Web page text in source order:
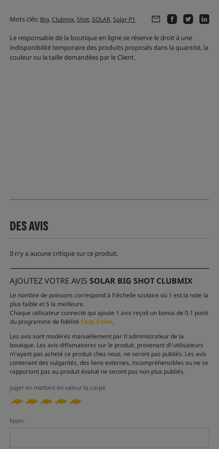
Mots clés: Big,Clubmix,Shot,SOLAR,Solar P1
Le responsable de la boutique en ligne se réserve le droit à une
indisponibilité temporaire des produits proposés dans la quantité, la
couleur ou la taille demandées par le Client.
DES AVIS
Il n'y a aucune critique sur ce produit.
AJOUTEZ VOTRE AVIS SOLAR BIG SHOT CLUBMIX
Le nombre de poissons correspond à l\'échelle scolaire où 1 est la note la
plus faible et 5 la meilleure.
Chaque utilisateur connecté qui ajoute 1 avis reçoit un bonus de 0.1 point
du programme de fidélité Carp-Coins.
Les avis sont modérés manuellement par l\'administrateur de la
boutique. Les avis diffamatoires sur le produit, provenant d\'utilisateurs
n\'ayant pas acheté ce produit chez nous, ne seront pas publiés. Les avis
contenant des vulgarités, des liens externes, incompréhensibles ou ne se
rapportant pas au produit évalué ne seront pas non plus publiés.
juger en mettant en valeur la carpe
Nom: